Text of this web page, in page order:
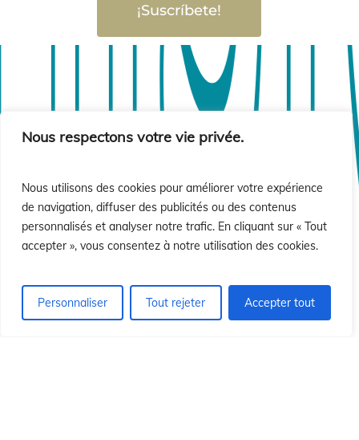
Nous respectons votre vie privée.
Nous utilisons des cookies pour améliorer votre expérience
de navigation, diffuser des publicités ou des contenus
personnalisés et analyser notre trafic. En cliquant sur « Tout
accepter », vous consentez à notre utilisation des cookies.
Personnaliser Tout rejeter Accepter tout
¡Suscríbete!